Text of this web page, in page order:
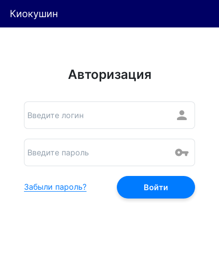
Киокушин
Авторизация
Забыли пароль?